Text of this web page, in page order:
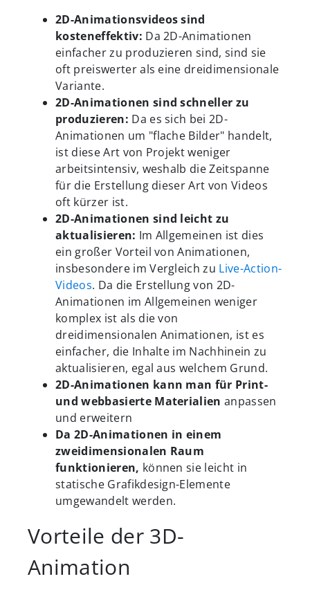
2D-Animationsvideos sind
kosteneffektiv: Da 2D-Animationen
einfacher zu produzieren sind, sind sie
oft preiswerter als eine dreidimensionale
Variante.
2D-Animationen sind schneller zu
produzieren: Da es sich bei 2D-
Animationen um "flache Bilder" handelt,
ist diese Art von Projekt weniger
arbeitsintensiv, weshalb die Zeitspanne
für die Erstellung dieser Art von Videos
oft kürzer ist.
2D-Animationen sind leicht zu
aktualisieren: Im Allgemeinen ist dies
ein großer Vorteil von Animationen,
insbesondere im Vergleich zu Live-Action-
Videos. Da die Erstellung von 2D-
Animationen im Allgemeinen weniger
komplex ist als die von
dreidimensionalen Animationen, ist es
einfacher, die Inhalte im Nachhinein zu
aktualisieren, egal aus welchem Grund.
2D-Animationen kann man für Print-
und webbasierte Materialien anpassen
und erweitern
Da 2D-Animationen in einem
zweidimensionalen Raum
funktionieren, können sie leicht in
statische Grafikdesign-Elemente
umgewandelt werden.
Vorteile der 3D-
Animation